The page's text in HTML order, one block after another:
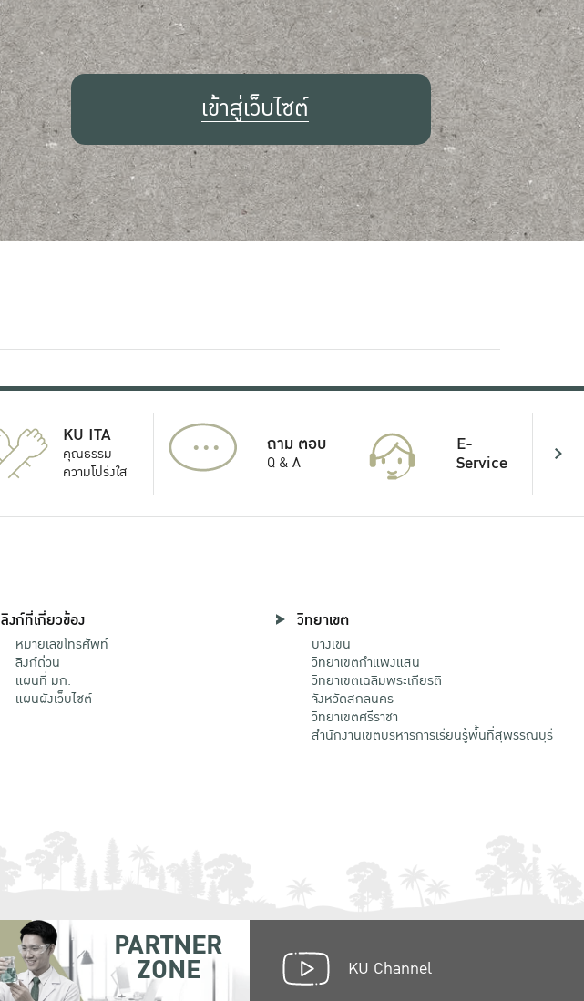
เข้าสู่เว็บไซต์
KU ITA
คุณธรรม
ความโปร่งใส
... ถาม ตอบ
Q & A
E-
Service
ลิงก์ที่เกี่ยวข้อง
หมายเลขโทรศัพท์
ลิงก์ด่วน
แผนที่ มก.
แผนผังเว็บไซต์
วิทยาเขต
บางเขน
วิทยาเขตกําแพงแสน
วิทยาเขตเฉลิมพระเกียรติ
จังหวัดสกลนคร
วิทยาเขตศรีราชา
สำนักงานเขตบริหารการเรียนรู้พื้นที่สุพรรณบุรี
PARTNER
ZONE KU Channel